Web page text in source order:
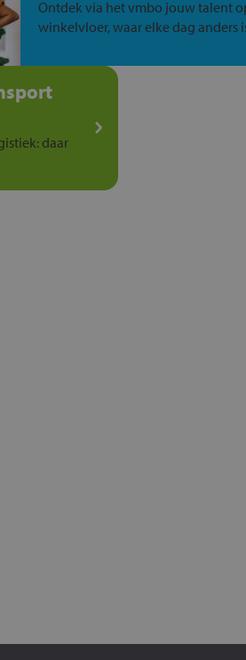
Ontdek via het vmbo jouw talent
winkelvloer, waar elke dag anders
daar